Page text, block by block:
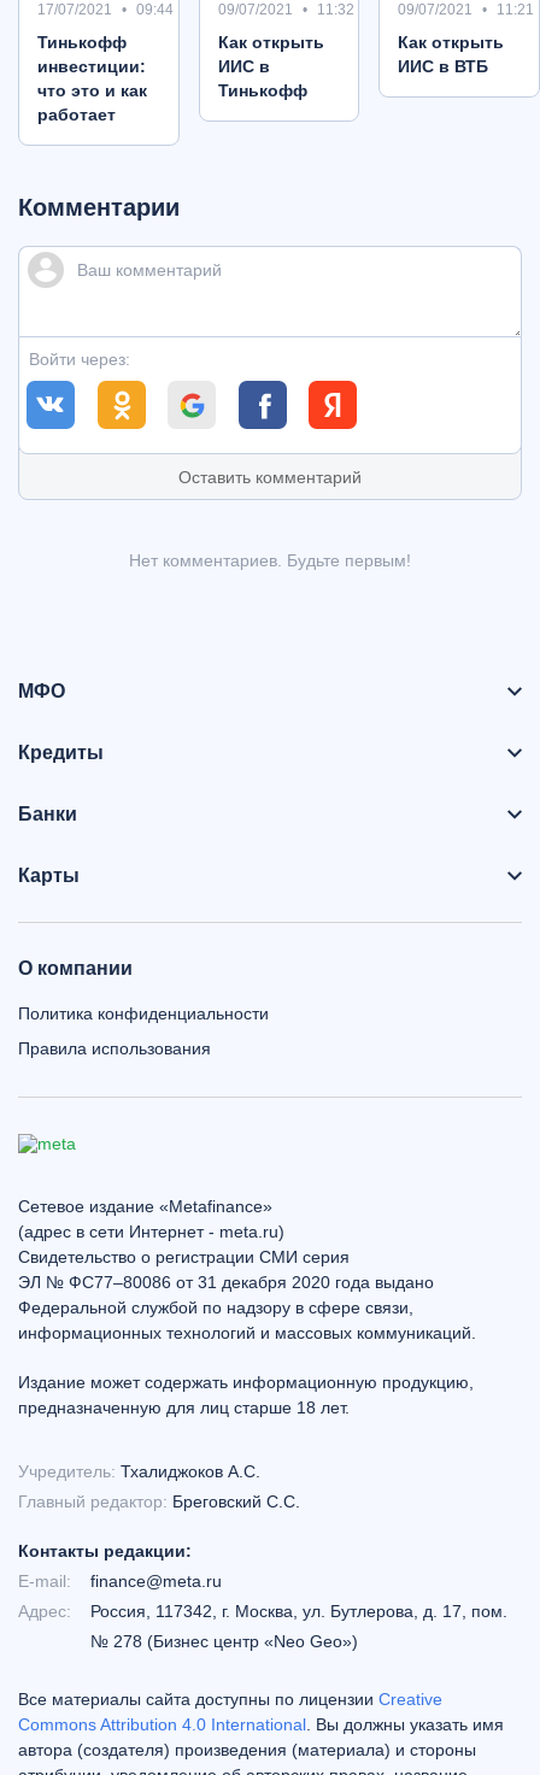
17/07/2021 09:44
Тинькофф
инвестиции:
что это и как
работает
09/07/2021 11:32
Как открыть
ИИС в
Тинькофф
09/07/2021 11:21
Как открыть
ИИС в ВТБ
Комментарии
Войти через:
Оставить комментарий
Нет комментариев. Будьте первым!
МФО
Кредиты
Банки
Карты
О компании
Политика конфиденциальности
Правила использования
Сетевое издание «Metafinance»
(адрес в сети Интернет - meta.ru)
Свидетельство о регистрации СМИ серия
ЭЛ № ФС77–80086 от 31 декабря 2020 года выдано
Федеральной службой по надзору в сфере связи,
информационных технологий и массовых коммуникаций.
Издание может содержать информационную продукцию,
предназначенную для лиц старше 18 лет.
Учредитель: Тхалиджоков А.С.
Главный редактор: Бреговский С.С.
Контакты редакции:
E-mail:
finance@meta.ru
Адрес:
Россия, 117342, г. Москва, ул. Бутлерова, д. 17, пом.
№ 278 (Бизнес центр «Neo Geo»)
Все материалы сайта доступны по лицензии Creative
Commons Attribution 4.0 International. Вы должны указать имя
автора (создателя) произведения (материала) и стороны